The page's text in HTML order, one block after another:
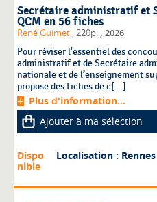
Secrétaire administratif et
QCM en 56 fiches
René Guimet , 220p. , 2026
Pour réviser l'essentiel des
administratif et de Secrétaire
nationale et de l’enseignement
propose des fiches de c[...]
Plus d'information...
Ajouter à ma sélection
Dispo
nible
Localisation : Rennes